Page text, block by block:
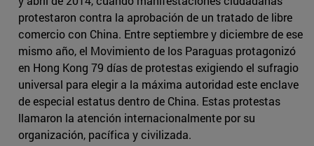
protestaron contra la aprobación de un tratado de libre
comercio con China. Entre septiembre y diciembre de ese
mismo año, el Movimiento de los Paraguas protagonizó
en Hong Kong 79 días de protestas exigiendo el sufragio
universal para elegir a la máxima autoridad este enclave
de especial estatus dentro de China. Estas protestas
llamaron la atención internacionalmente por su
organización, pacífica y civilizada.